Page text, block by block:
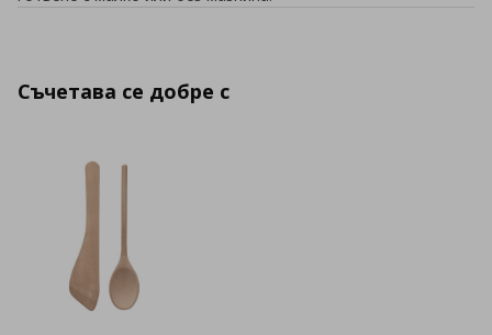
Съчетава се добре с